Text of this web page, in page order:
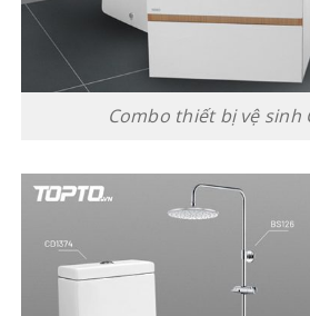
Combo thiết bị vệ sinh